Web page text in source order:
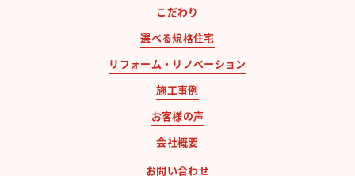
こだわり
選べる規格住宅
リフォーム・リノベーション
施工事例
お客様の声
会社概要
お問い合わせ